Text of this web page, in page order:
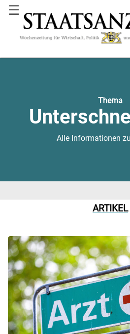
☰
Thema
Alle Informationen
ARTIKEL